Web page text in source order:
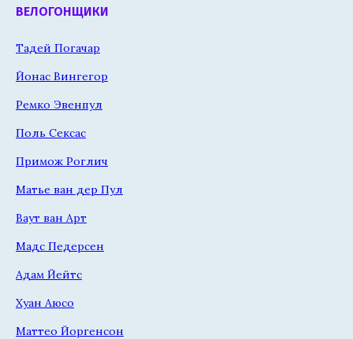
ВЕЛОГОНЩИКИ
Тадей Погачар
Йонас Вингегор
Ремко Эвенпул
Поль Сексас
Примож Роглич
Матье ван дер Пул
Ваут ван Арт
Мадс Педерсен
Адам Йейтс
Хуан Аюсо
Маттео Йоргенсон